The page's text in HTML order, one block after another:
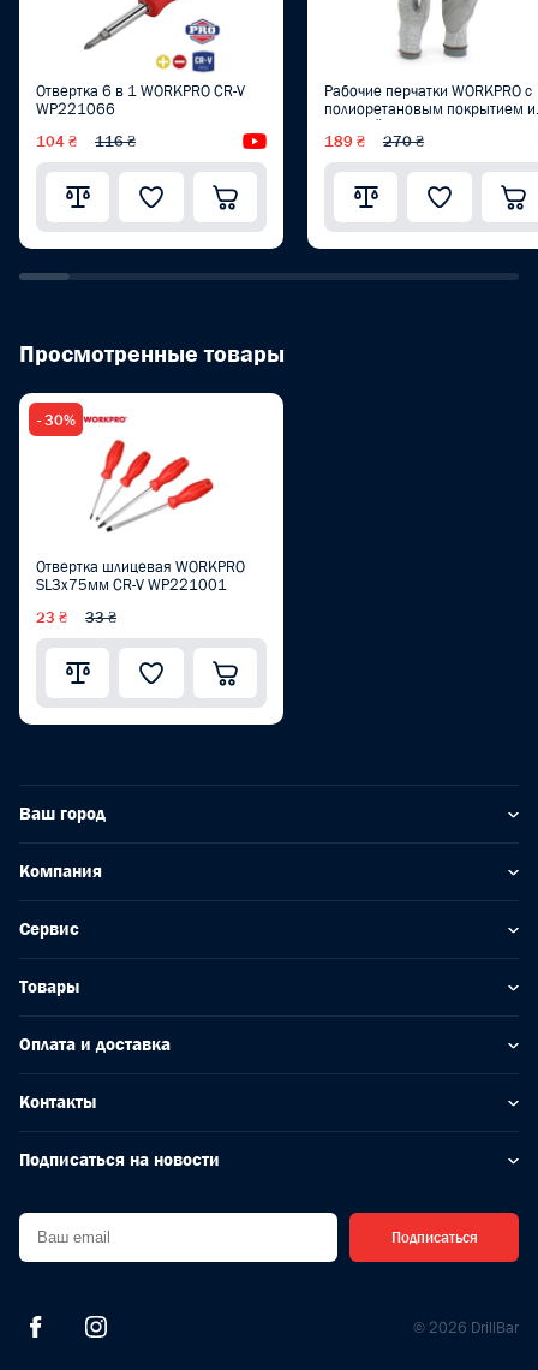
Отвертка 6 в 1 WORKPRO CR-V
WP221066
104 ₴ 116 ₴ Видеообзор
Рабочие перчатки WORKPRO с
полиоретановым покрытием и
WP371013
189 ₴ 270 ₴
Просмотренные товары
- 30%
Отвертка шлицевая WORKPRO
SL3x75мм CR-V WP221001
23 ₴ 33 ₴
Ваш город
Компания
Сервис
Товары
Оплата и доставка
Контакты
Подписаться на новости
Подписаться
© 2026 DrillBar